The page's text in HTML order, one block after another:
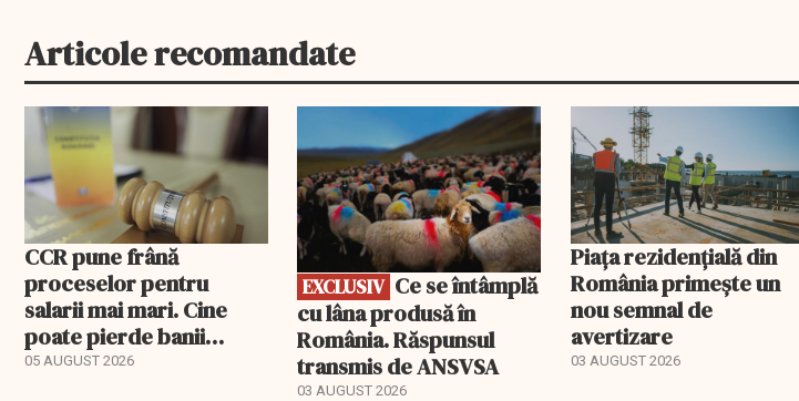
Articole recomandate
CCR pune frână
proceselor pentru
salarii mai mari. Cine
poate pierde banii
ceruți statului
05 AUGUST 2026
EXCLUSIV
EXCLUSIV
cu lâna produsă în
România. Răspunsul
transmis de ANSVSA
03 AUGUST 2026
Piața rezidențială din
România primește un
nou semnal de
avertizare
03 AUGUST 2026